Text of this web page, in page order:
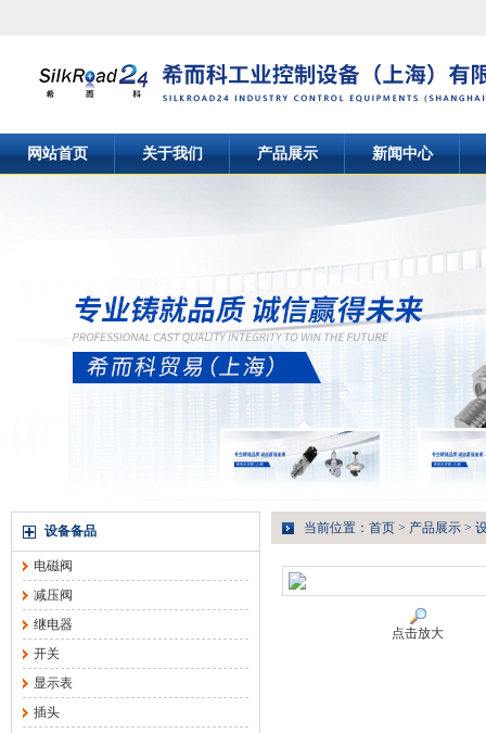
网站首页 关于我们 产品展示 新闻中心
设备备品
电磁阀
减压阀
继电器
开关
显示表
插头
当前位置： 首页 > 产品展示 >
点击放大